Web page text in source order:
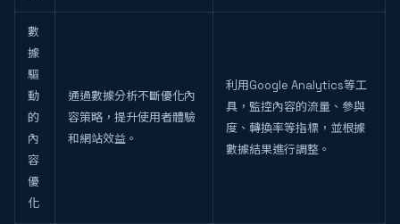
數
據
驅
動
的
內
容
優
化
通過數據分析不斷優化內
容策略，提升使用者體驗
和網站效益。
利用Google Analytics等工
具，監控內容的流量、參與
度、轉換率等指標，並根據
數據結果進行調整。